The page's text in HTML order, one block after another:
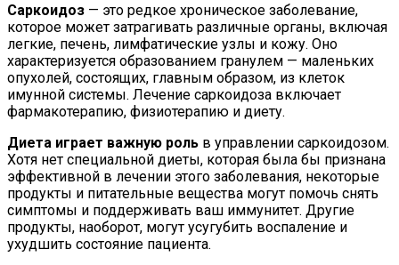
Саркоидоз — это редкое хроническое заболевание,
которое может затрагивать различные органы, включая
легкие, печень, лимфатические узлы и кожу. Оно
характеризуется образованием гранулем — маленьких
опухолей, состоящих, главным образом, из клеток
имунной системы. Лечение саркоидоза включает
фармакотерапию, физиотерапию и диету.
Диета играет важную роль в управлении саркоидозом.
Хотя нет специальной диеты, которая была бы признана
эффективной в лечении этого заболевания, некоторые
продукты и питательные вещества могут помочь снять
симптомы и поддерживать ваш иммунитет. Другие
продукты, наоборот, могут усугубить воспаление и
ухудшить состояние пациента.